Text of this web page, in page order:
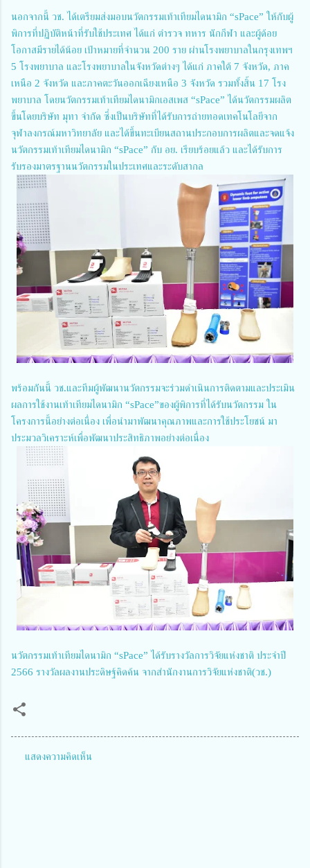
นอกจากนี้ วช. ได้เตรียมส่งมอบนวัตกรรมเท้าเทียมไดนามิก “sPace” ให้กับผู้
พิการที่ปฏิบัติหน้าที่รับใช้ประเทศ ได้แก่ ตำรวจ ทหาร นักกีฬา และผู้ด้อย
โอกาสมีรายได้น้อย เป้าหมายที่จำนวน 200 ราย ผ่านโรงพยาบาลในกรุงเทพฯ
5 โรงพยาบาล และโรงพยาบาลในจังหวัดต่างๆ ได้แก่ ภาคใต้ 7 จังหวัด, ภาค
เหนือ 2 จังหวัด และภาคตะวันออกเฉียงเหนือ 3 จังหวัด รวมทั้งสิ้น 17 โรง
พยาบาล โดยนวัตกรรมเท้าเทียมไดนามิกเอสเพส “sPace” ได้นวัตกรรมผลิต
ขึ้นโดยบริษัท มุทา จำกัด ซึ่งเป็นบริษัทที่ได้รับการถ่ายทอดเทคโนโลยีจาก
จุฬาลงกรณ์มหาวิทยาลัย และได้ขึ้นทะเบียนสถานประกอบการผลิตและจดแจ้ง
นวัตกรรมเท้าเทียมไดนามิก “sPace” กับ อย. เรียบร้อยแล้ว และได้รับการ
รับรองมาตรฐานนวัตกรรมในประเทศและระดับสากล
พร้อมกันนี้ วช.และทีมผู้พัฒนานวัตกรรมจะร่วมดำเนินการติดตามและประเมิน
ผลการใช้งานเท้าเทียมไดนามิก “sPace”ของผู้พิการที่ได้รับนวัตกรรม ใน
โครงการนี้อย่างต่อเนื่อง เพื่อนำมาพัฒนาคุณภาพและการใช้ประโยชน์ มา
ประมวลวิเคราะห์เพื่อพัฒนาประสิทธิภาพอย่างต่อเนื่อง
นวัตกรรมเท้าเทียมไดนามิก “sPace” ได้รับรางวัลการวิจัยแห่งชาติ ประจำปี
2566 รางวัลผลงานประดิษฐ์คิดค้น จากสำนักงานการวิจัยแห่งชาติ(วช.)
แสดงความคิดเห็น